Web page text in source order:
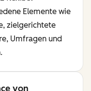
Elemente wie
zielgerichtete
Umfragen und
von